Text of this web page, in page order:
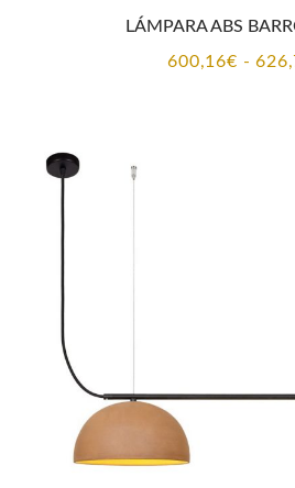
LÁMPARA ABS
600,16€ -